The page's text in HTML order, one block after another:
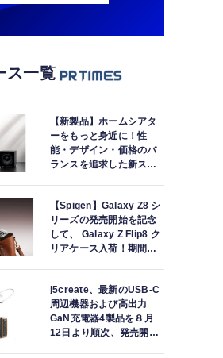
ス一覧
【新製品】ホームシアタ
ーをもっと身近に！性
能・デザイン・価格のバ
ランスを追求した新スピ
【Spigen】Galaxy Z8 シ
リーズの発売開始を記念
して、 Galaxy Z Flip8 ク
リアケース入荷！期間限
j5create、最新のUSB-C
周辺機器および高出力
GaN充電器4製品を８月
12日より順次、発売開